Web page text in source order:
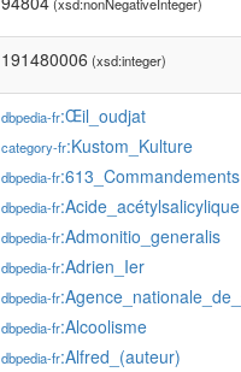
191480006 (xsd:integer)
dbpedia-fr:Œil_oudjat
category-fr:Kustom_Kulture
dbpedia-fr:613_Commandements
dbpedia-fr:Acide_acétylsalicylique
dbpedia-fr:Admonitio_generalis
dbpedia-fr:Adrien_Ier
dbpedia-fr
dbpedia-fr:Alcoolisme
dbpedia-fr:Alfred_(auteur)